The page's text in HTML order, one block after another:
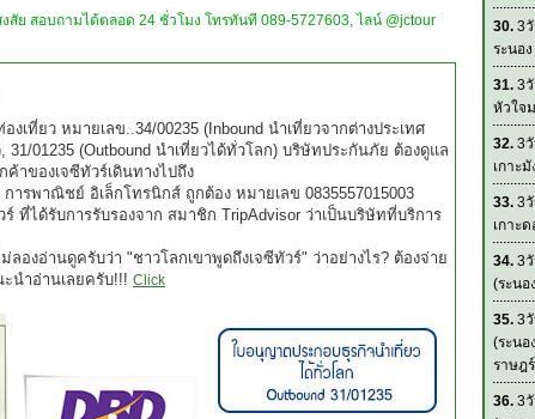
สัย สอบถามได้ตลอด 24 ชั่วโมง โทรทันที 089-5727603, ไลน์ @jctour
งเที่ยว หมายเลข..34/00235 (Inbound นำเที่ยวจากต่างประเทศ
31/01235 (Outbound นำเที่ยวได้ทั่วโลก) บริษัทประกันภัย ต้องดูแล
าของเจซีทัวร์เดินทางไปถึง
การพาณิชย์ อิเล็กโทรนิกส์ ถูกต้อง หมายเลข 0835557015003
ที่ได้รับการรับรองจาก สมาชิก TripAdvisor ว่าเป็นบริษัทที่บริการ
ลองอ่านดูครับว่า "ชาวโลกเขาพูดถึงเจซีทัวร์" ว่าอย่างไร? ต้องจ่าย
นำอ่านเลยครับ!!! Click
30. 3
ระนอ
31. 3
หัวใจ
32. 3
เกาะ
33. 3
เกาะ
34. 3
(ระนอ
35. 3
(ระนอ
ราษฎ
36. 3